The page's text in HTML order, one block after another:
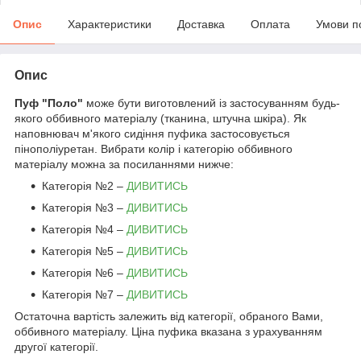
Опис Характеристики Доставка Оплата Умови
Опис
Пуф "Поло" може бути виготовлений із застосуванням будь-
якого оббивного матеріалу (тканина, штучна шкіра). Як
наповнювач м'якого сидіння пуфика застосовується
пінополіуретан. Вибрати колір і категорію оббивного
матеріалу можна за посиланнями нижче:
Категорія №2 – ДИВИТИСЬ
Категорія №3 – ДИВИТИСЬ
Категорія №4 – ДИВИТИСЬ
Категорія №5 – ДИВИТИСЬ
Категорія №6 – ДИВИТИСЬ
Категорія №7 – ДИВИТИСЬ
Остаточна вартість залежить від категорії, обраного Вами,
оббивного матеріалу. Ціна пуфика вказана з урахуванням
другої категорії.